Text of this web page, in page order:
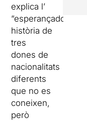
explica l’
“esperançadora”
història de
tres
dones de
nacionalitats
diferents
que no es
coneixen,
però